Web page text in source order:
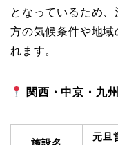
となっているため
方の気候条件や地
れます。
関西・中京・九
元旦